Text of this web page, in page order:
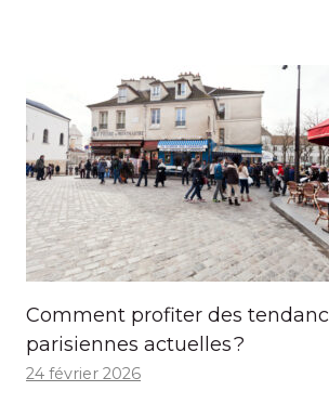
Comment profiter des
parisiennes actuelles ?
24 février 2026